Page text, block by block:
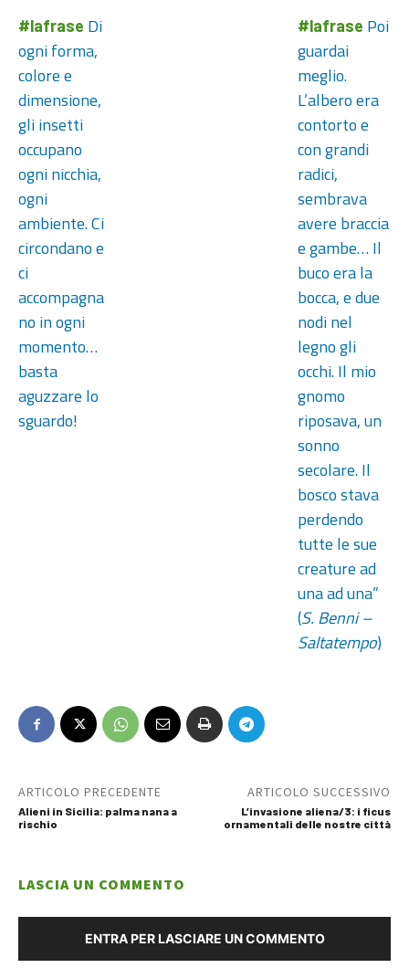
#lafrase Di
ogni forma,
colore e
dimensione,
gli insetti
occupano
ogni nicchia,
ogni
ambiente. Ci
circondano e
ci
accompagna
no in ogni
momento…
basta
aguzzare lo
sguardo!
#lafrase Poi
guardai
meglio.
L’albero era
contorto e
con grandi
radici,
sembrava
avere braccia
e gambe… Il
buco era la
bocca, e due
nodi nel
legno gli
occhi. Il mio
gnomo
riposava, un
sonno
secolare. Il
bosco stava
perdendo
tutte le sue
creature ad
una ad una”
(S. Benni –
Saltatempo)
ARTICOLO PRECEDENTE
Alieni in Sicilia: palma nana a
rischio
ARTICOLO SUCCESSIVO
L’invasione aliena/3: i ficus
ornamentali delle nostre città
LASCIA UN COMMENTO
ENTRA PER LASCIARE UN COMMENTO